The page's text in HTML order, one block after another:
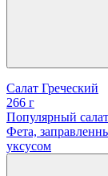
Салат Греческий
266 г
Популярный
Фета,
уксусом